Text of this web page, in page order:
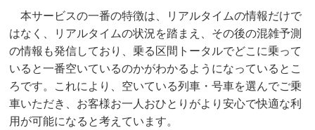
本サービスの一番の特徴は、リアルタイムの情報だけで
はなく、リアルタイムの状況を踏まえ、その後の混雑予測
の情報も発信しており、乗る区間トータルでどこに乗って
いると一番空いているのかがわかるようになっているとこ
ろです。これにより、空いている列車・号車を選んでご乗
車いただき、お客様お一人おひとりがより安心で快適な利
用が可能になると考えています。